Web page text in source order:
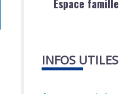
Espace famille
INFOS UTILES